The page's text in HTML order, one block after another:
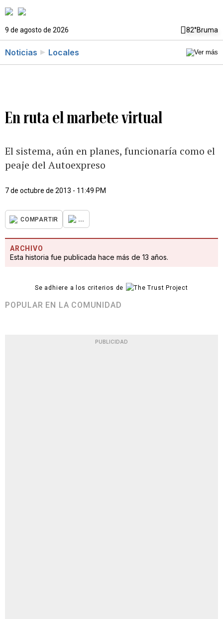
9 de agosto de 2026 82°Bruma
Noticias Locales
En ruta el marbete virtual
El sistema, aún en planes, funcionaría como el
peaje del Autoexpreso
7 de octubre de 2013 - 11:49 PM
COMPARTIR ...
ARCHIVO
Esta historia fue publicada hace más de 13 años.
Se adhiere a los criterios de
POPULAR EN LA COMUNIDAD
PUBLICIDAD